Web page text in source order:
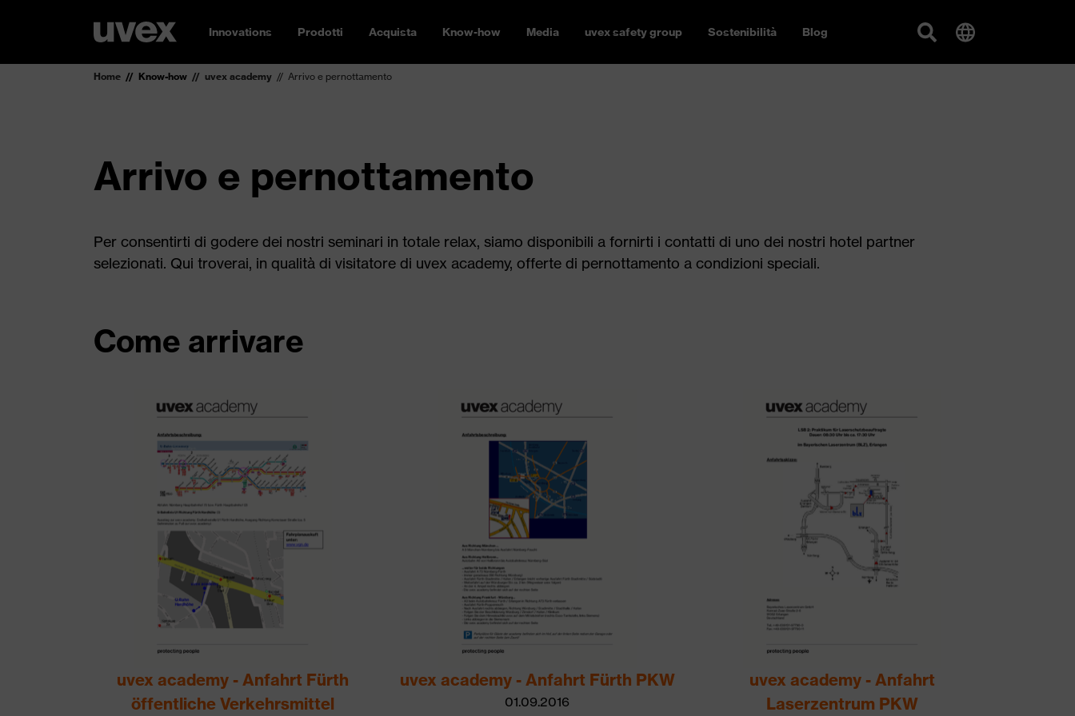
Innovations Prodotti Acquista Know-how Media uvex safety group Sostenibilità Blog
Home Know-how uvex academy Arrivo e pernottamento
Arrivo e pernottamento
Per consentirti di godere dei nostri seminari in totale relax, siamo disponibili a fornirti i contatti di uno dei nostri hotel partner
selezionati. Qui troverai, in qualità di visitatore di uvex academy, offerte di pernottamento a condizioni speciali.
Come arrivare
uvex academy - Anfahrt Fürth
öffentliche Verkehrsmittel
uvex academy - Anfahrt Fürth PKW
01.09.2016
uvex academy - Anfahrt
Laserzentrum PKW